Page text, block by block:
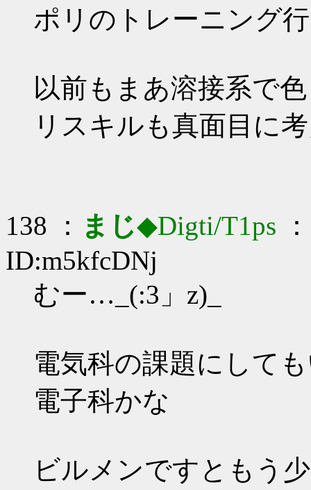
ポリのトレーニング
以前もまあ溶接系で
リスキルも真面目に
138 ： まじ◆Digti/T1ps
ID:m5kfcDNj
むー…_(:3」z)_
電気科の課題にして
電子科かな
ビルメンですともう